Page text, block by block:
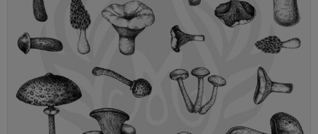
zaloguj się, aby przywrócić dodane produkty do listy
z poprzedniej sesji.